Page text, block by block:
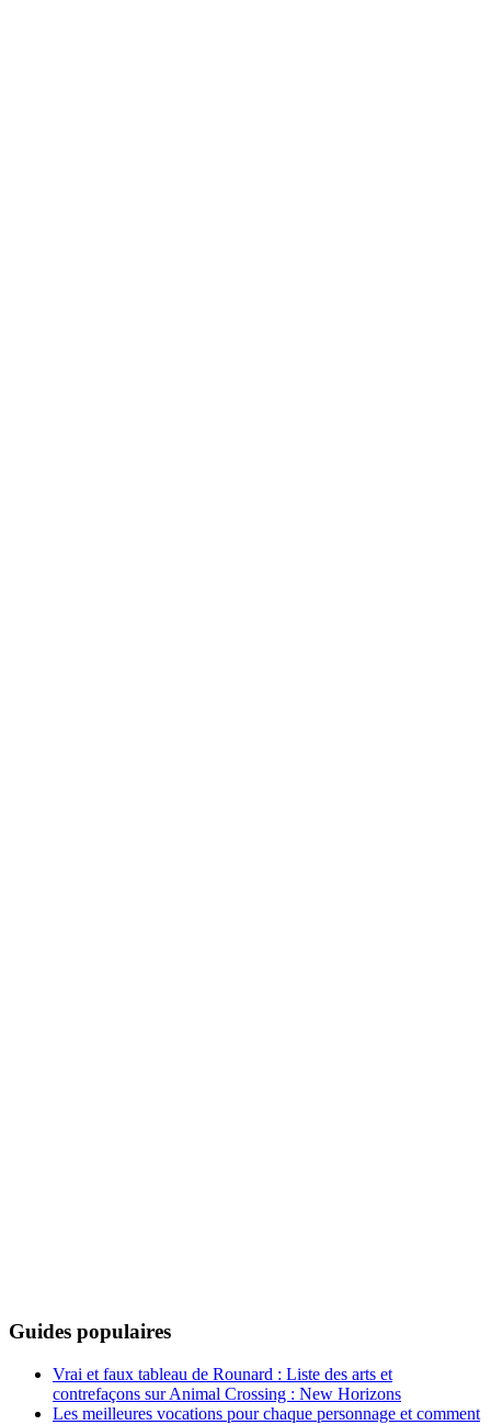
Guides populaires
Vrai et faux tableau de Rounard : Liste des arts et
contrefaçons sur Animal Crossing : New Horizons
Les meilleures vocations pour chaque personnage et comment